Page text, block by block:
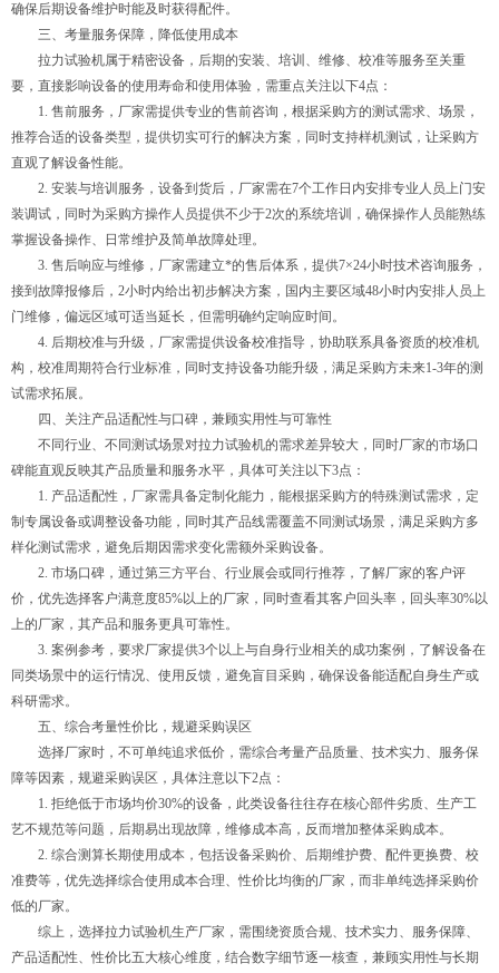
确保后期设备维护时能及时获得配件。
三、考量服务保障，降低使用成本
拉力试验机属于精密设备，后期的安装、培训、维修、校准等服务至关重
要，直接影响设备的使用寿命和使用体验，需重点关注以下4点：
1. 售前服务，厂家需提供专业的售前咨询，根据采购方的测试需求、场景，
推荐合适的设备类型，提供切实可行的解决方案，同时支持样机测试，让采购方
直观了解设备性能。
2. 安装与培训服务，设备到货后，厂家需在7个工作日内安排专业人员上门安
装调试，同时为采购方操作人员提供不少于2次的系统培训，确保操作人员能熟练
掌握设备操作、日常维护及简单故障处理。
3. 售后响应与维修，厂家需建立*的售后体系，提供7×24小时技术咨询服务，
接到故障报修后，2小时内给出初步解决方案，国内主要区域48小时内安排人员上
门维修，偏远区域可适当延长，但需明确约定响应时间。
4. 后期校准与升级，厂家需提供设备校准指导，协助联系具备资质的校准机
构，校准周期符合行业标准，同时支持设备功能升级，满足采购方未来1-3年的测
试需求拓展。
四、关注产品适配性与口碑，兼顾实用性与可靠性
不同行业、不同测试场景对拉力试验机的需求差异较大，同时厂家的市场口
碑能直观反映其产品质量和服务水平，具体可关注以下3点：
1. 产品适配性，厂家需具备定制化能力，能根据采购方的特殊测试需求，定
制专属设备或调整设备功能，同时其产品线需覆盖不同测试场景，满足采购方多
样化测试需求，避免后期因需求变化需额外采购设备。
2. 市场口碑，通过第三方平台、行业展会或同行推荐，了解厂家的客户评
价，优先选择客户满意度85%以上的厂家，同时查看其客户回头率，回头率30%以
上的厂家，其产品和服务更具可靠性。
3. 案例参考，要求厂家提供3个以上与自身行业相关的成功案例，了解设备在
同类场景中的运行情况、使用反馈，避免盲目采购，确保设备能适配自身生产或
科研需求。
五、综合考量性价比，规避采购误区
选择厂家时，不可单纯追求低价，需综合考量产品质量、技术实力、服务保
障等因素，规避采购误区，具体注意以下2点：
1. 拒绝低于市场均价30%的设备，此类设备往往存在核心部件劣质、生产工
艺不规范等问题，后期易出现故障，维修成本高，反而增加整体采购成本。
2. 综合测算长期使用成本，包括设备采购价、后期维护费、配件更换费、校
准费等，优先选择综合使用成本合理、性价比均衡的厂家，而非单纯选择采购价
低的厂家。
综上，选择拉力试验机生产厂家，需围绕资质合规、技术实力、服务保障、
产品适配性、性价比五大核心维度，结合数字细节逐一核查，兼顾实用性与长期